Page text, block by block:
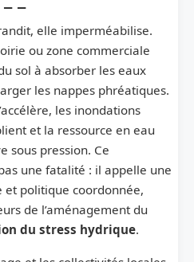
elle imperméabilise.
ou zone commerciale
sol à absorber les eaux
les nappes phréatiques.
les inondations
et la ressource en eau
sous pression. Ce
une fatalité : il appelle une
et politique coordonnée,
de l’aménagement du
du stress hydrique.